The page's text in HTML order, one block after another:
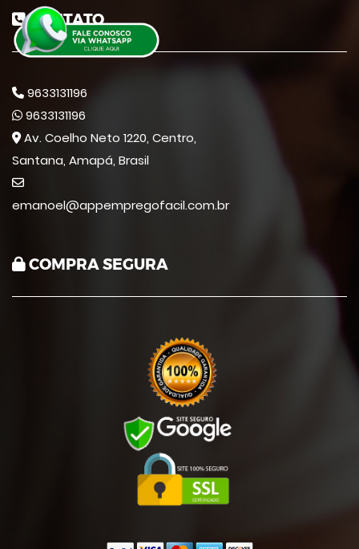
CONTATO
9633131196
9633131196
Av. Coelho Neto 1220, Centro,
Santana, Amapá, Brasil
emanoel@appempregofacil.com.br
COMPRA SEGURA